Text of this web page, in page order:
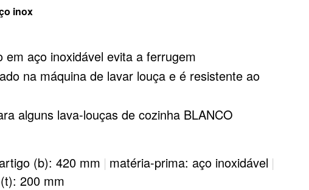
inox
em aço inoxidável evita a ferrugem
na máquina de lavar louça e é resistente ao
alguns lava-louças de cozinha BLANCO
(b): 420 mm | matéria-prima: aço inoxidável |
200 mm